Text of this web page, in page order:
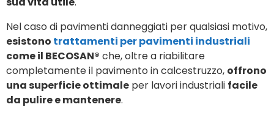
Nel caso di pavimenti danneggiati per qualsiasi motivo,
esistono trattamenti per pavimenti industriali
come il BECOSAN® che, oltre a riabilitare
completamente il pavimento in calcestruzzo, offrono
una superficie ottimale per lavori industriali facile
da pulire e mantenere.